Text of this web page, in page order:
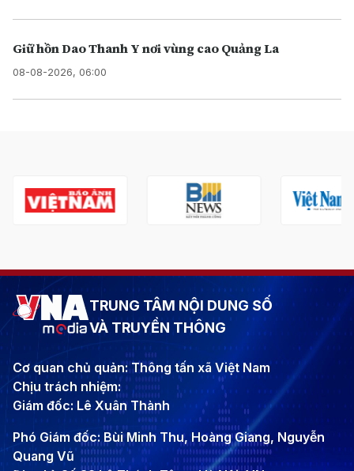
Giữ hồn Dao Thanh Y nơi vùng cao Quảng La
08-08-2026, 06:00
TRUNG TÂM NỘI DUNG SỐ
VÀ TRUYỀN THÔNG
Cơ quan chủ quản: Thông tấn xã Việt Nam
Chịu trách nhiệm:
Giám đốc: Lê Xuân Thành
Phó Giám đốc: Bùi Minh Thu, Hoàng Giang, Nguyễn
Quang Vũ